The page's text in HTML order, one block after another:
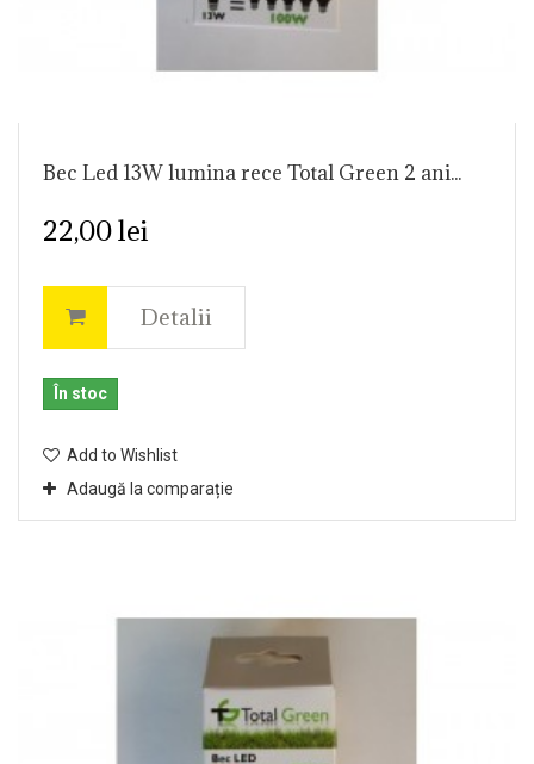
Bec Led 13W lumina rece Total Green 2 ani...
22,00 lei
Detalii
În stoc
Add to Wishlist
Adaugă la comparație